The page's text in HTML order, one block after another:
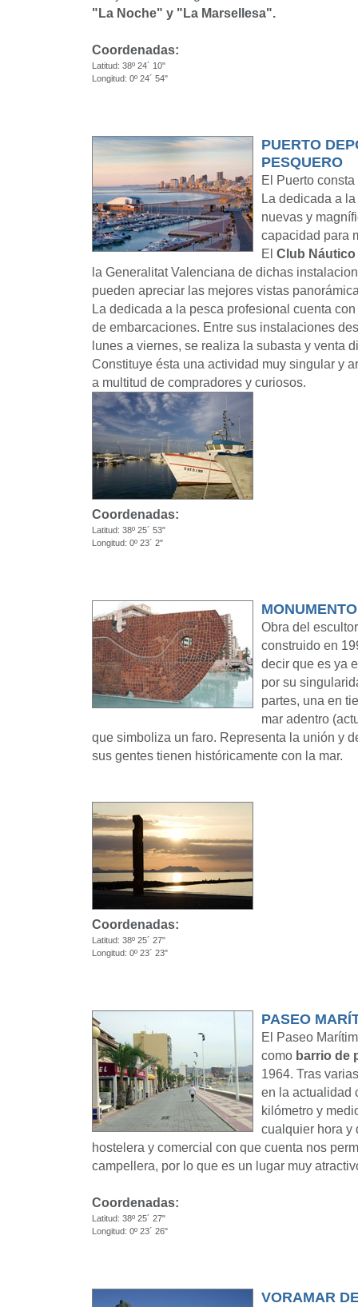
"La Noche" y "La Marsellesa".
Coordenadas:
Latitud: 38º 24´ 10"
Longitud: 0º 24´ 54"
PUERTO
PESQUERO
El Puerto
La dedicada a
nuevas y
capacidad para
El Club
la Generalitat Valenciana de dichas
pueden apreciar las mejores vistas
La dedicada a la pesca profesional cuenta
de embarcaciones. Entre sus instalaciones
lunes a viernes, se realiza la subasta y venta
Constituye ésta una actividad muy singular y
a multitud de compradores y curiosos.
Coordenadas:
Latitud: 38º 25´ 53"
Longitud: 0º 23´ 2"
Obra del
construido en
decir que es ya
por su
partes, una en
mar adentro
que simboliza un faro. Representa la unión y
sus gentes tienen históricamente con la mar.
Coordenadas:
Latitud: 38º 25´ 27"
Longitud: 0º 23´ 23"
PASEO
El Paseo
como barrio de
1964. Tras
en la actualidad
kilómetro y
cualquier hora y
hostelera y comercial con que cuenta nos
campellera, por lo que es un lugar muy
Coordenadas:
Latitud: 38º 25´ 27"
Longitud: 0º 23´ 26"
VORAMAR